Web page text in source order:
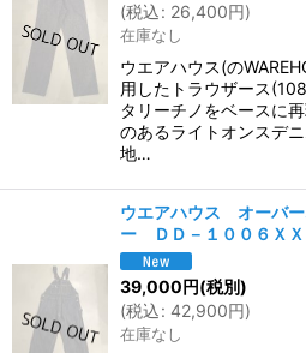
(税込: 26,400円)
在庫なし
ウエアハウス(の
用したトラウザース
タリーチノをベースに
のあるライトオンスデ
地…
ウエアハウス オーバ
ー ＤＤ－１００６ＸＸ
39,000円(税別)
(税込: 42,900円)
在庫なし